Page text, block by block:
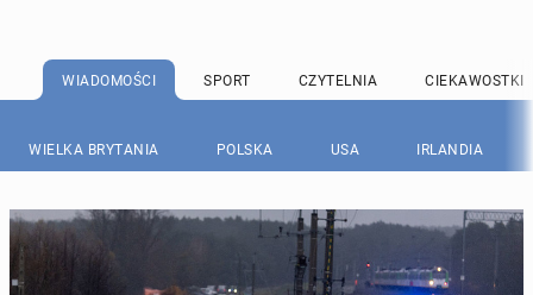
WIADOMOŚCI SPORT CZYTELNIA CIEKAWOSTKI
WIELKA BRYTANIA POLSKA USA IRLANDIA